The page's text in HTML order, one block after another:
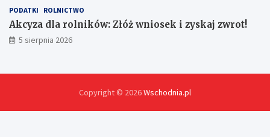
PODATKI ROLNICTWO
Akcyza dla rolników: Złóż wniosek i zyskaj zwrot!
5 sierpnia 2026
Copyright © 2026Wschodnia.pl